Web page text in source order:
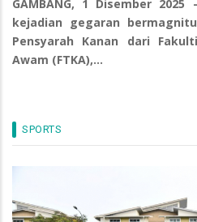
GAMBANG, 1 Disember
kejadian gegaran
Pensyarah Kanan dari
Awam (FTKA),…
SPORTS